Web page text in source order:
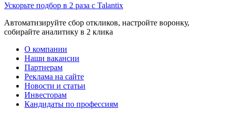
Ускорьте подбор в 2 раза с Talantix
Автоматизируйте сбор откликов, настройте воронку,
собирайте аналитику в 2 клика
О компании
Наши вакансии
Партнерам
Реклама на сайте
Новости и статьи
Инвесторам
Кандидаты по профессиям